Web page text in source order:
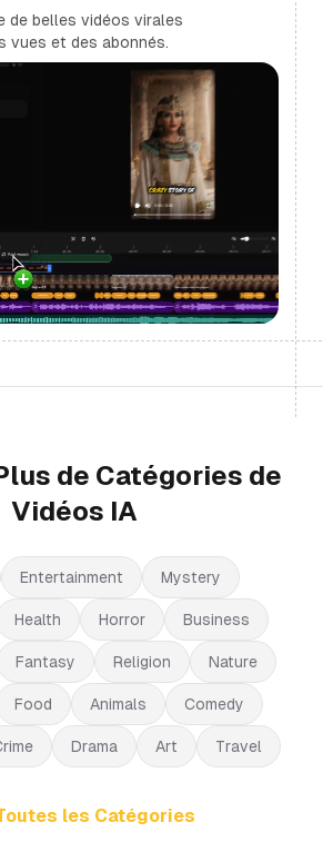
de belles vidéos virales
vues et des abonnés.
de Catégories de
Vidéos IA
Entertainment Mystery
Health Horror Business
Fantasy Religion Nature
Food Animals Comedy
Drama Art Travel
les Catégories